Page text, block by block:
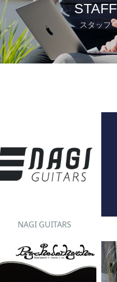
STAFF
スタッフ
NAGI GUITARS